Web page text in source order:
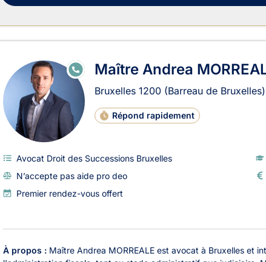
Maître Andrea
Bruxelles 1200 (Barreau de Bruxelles)
Répond rapidement
E
N
Avocat Droit des Successions Bruxelles
N’accepte pas aide pro deo
Premier rendez-vous offert
À propos : Maître Andrea MORREALE est avocat à Bruxelles et